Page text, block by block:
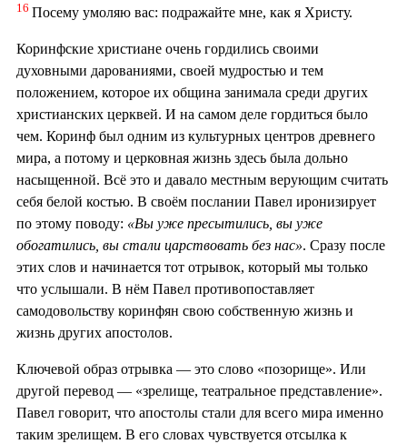
16 Посему умоляю вас: подражайте мне, как я Христу.
Коринфские христиане очень гордились своими
духовными дарованиями, своей мудростью и тем
положением, которое их община занимала среди других
христианских церквей. И на самом деле гордиться было
чем. Коринф был одним из культурных центров древнего
мира, а потому и церковная жизнь здесь была дольно
насыщенной. Всё это и давало местным верующим считать
себя белой костью. В своём послании Павел иронизирует
по этому поводу: «Вы уже пресытились, вы уже
обогатились, вы стали царствовать без нас». Сразу после
этих слов и начинается тот отрывок, который мы только
что услышали. В нём Павел противопоставляет
самодовольству коринфян свою собственную жизнь и
жизнь других апостолов.
Ключевой образ отрывка — это слово «позорище». Или
другой перевод — «зрелище, театральное представление».
Павел говорит, что апостолы стали для всего мира именно
таким зрелищем. В его словах чувствуется отсылка к